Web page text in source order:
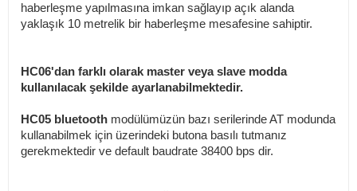
haberleşme yapılmasına imkan sağlayıp açık alanda
yaklaşık 10 metrelik bir haberleşme mesafesine sahiptir.
HC06'dan farklı olarak master veya slave modda
kullanılacak şekilde ayarlanabilmektedir.
HC05 bluetooth modülümüzün bazı serilerinde AT modunda
kullanabilmek için üzerindeki butona basılı tutmanız
gerekmektedir ve default baudrate 38400 bps dir.